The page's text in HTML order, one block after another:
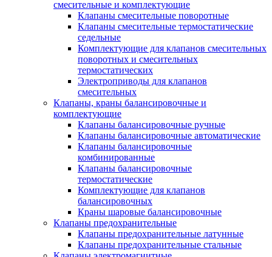
смесительные и комплектующие
Клапаны смесительные поворотные
Клапаны смесительные термостатические
седельные
Комплектующие для клапанов смесительных
поворотных и смесительных
термостатических
Электроприводы для клапанов
смесительных
Клапаны, краны балансировочные и
комплектующие
Клапаны балансировочные ручные
Клапаны балансировочные автоматические
Клапаны балансировочные
комбинированные
Клапаны балансировочные
термостатические
Комплектующие для клапанов
балансировочных
Краны шаровые балансировочные
Клапаны предохранительные
Клапаны предохранительные латунные
Клапаны предохранительные стальные